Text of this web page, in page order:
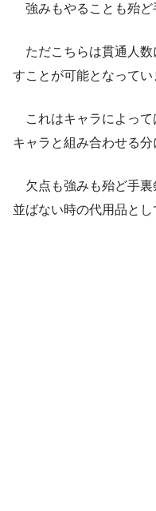
強みもやることも殆ど
ただこちらは貫通人数
すことが可能となってい
これはキャラによって
キャラと組み合わせる分
欠点も強みも殆ど手裏
並ばない時の代用品とし